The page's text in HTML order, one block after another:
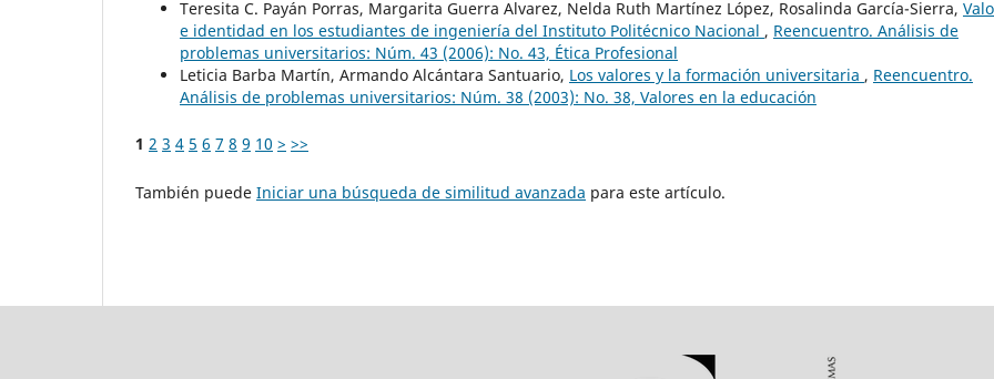
Teresita C. Payán Porras, Margarita Guerra Alvarez, Nelda Ruth Martínez López, Rosalinda García-Sierra,
e identidad en los estudiantes de ingeniería del Instituto Politécnico Nacional , Reencuentro. Análisis de
problemas universitarios: Núm. 43 (2006): No. 43, Ética Profesional
Leticia Barba Martín, Armando Alcántara Santuario, Los valores y la formación universitaria , Reencuentro.
Análisis de problemas universitarios: Núm. 38 (2003): No. 38, Valores en la educación
1 2 3 4 5 6 7 8 9 10 > >>
También puede Iniciar una búsqueda de similitud avanzada para este artículo.